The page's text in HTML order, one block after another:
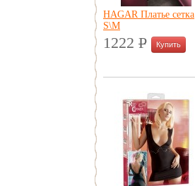
HAGAR Платье сетка
S\M
1222 P
УБ.